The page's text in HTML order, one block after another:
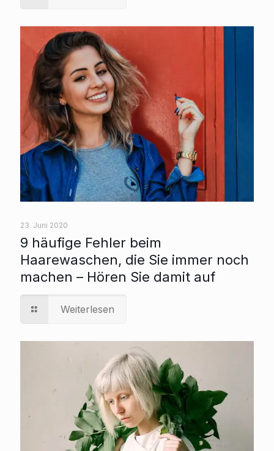
23. Juni 2020
9 häufige Fehler beim
Haarewaschen, die Sie immer noch
machen – Hören Sie damit auf
Weiterlesen